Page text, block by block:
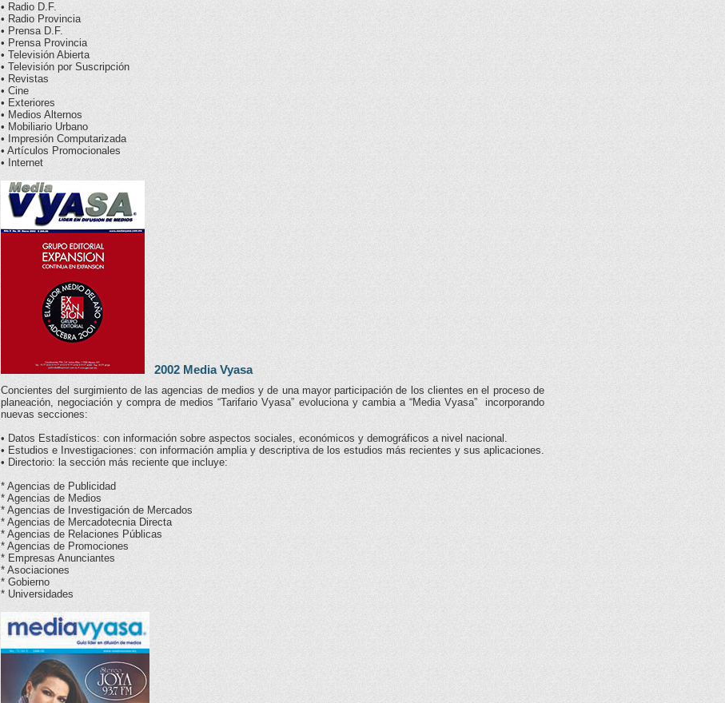
• Radio D.F.
• Radio Provincia
• Prensa D.F.
• Prensa Provincia
• Televisión Abierta
• Televisión por Suscripción
• Revistas
• Cine
• Exteriores
• Medios Alternos
• Mobiliario Urbano
• Impresión Computarizada
• Artículos Promocionales
• Internet
2002 Media Vyasa
Concientes del surgimiento de las agencias de medios y de una mayor participación de los clientes en el proceso de
planeación, negociación y compra de medios “Tarifario Vyasa” evoluciona y cambia a “Media Vyasa” incorporando
nuevas secciones:
• Datos Estadísticos: con información sobre aspectos sociales, económicos y demográficos a nivel nacional.
• Estudios e Investigaciones: con información amplia y descriptiva de los estudios más recientes y sus aplicaciones.
• Directorio: la sección más reciente que incluye:
* Agencias de Publicidad
* Agencias de Medios
* Agencias de Investigación de Mercados
* Agencias de Mercadotecnia Directa
* Agencias de Relaciones Públicas
* Agencias de Promociones
* Empresas Anunciantes
* Asociaciones
* Gobierno
* Universidades